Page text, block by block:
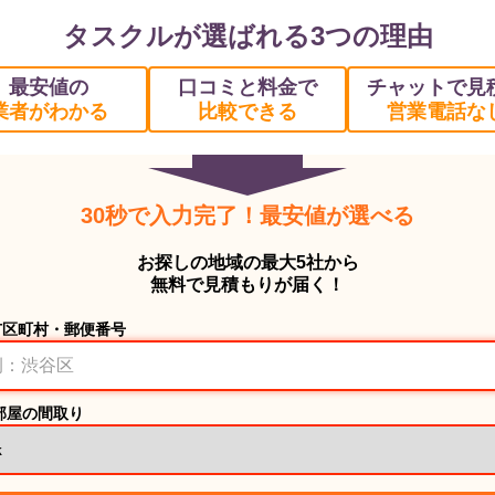
タスクルが選ばれる3つの理由
最安値の
者がわかる
口コミと料金で
比較できる
チャットで見
営業電話な
30秒で入力完了！最安値が選べる
お探しの地域の最大5社から
無料で見積もりが届く！
町村・郵便番号
の間取り